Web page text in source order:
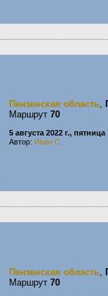
Пензенская область,
Маршрут 70
5 августа 2022 г., пятница
Автор: Иван С.
Пензенская область,
Маршрут 70